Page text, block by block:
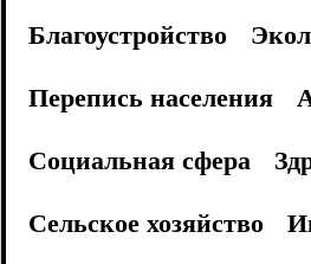
Благоустройство
Перепись населения
Социальная сфера
Сельское хозяйство